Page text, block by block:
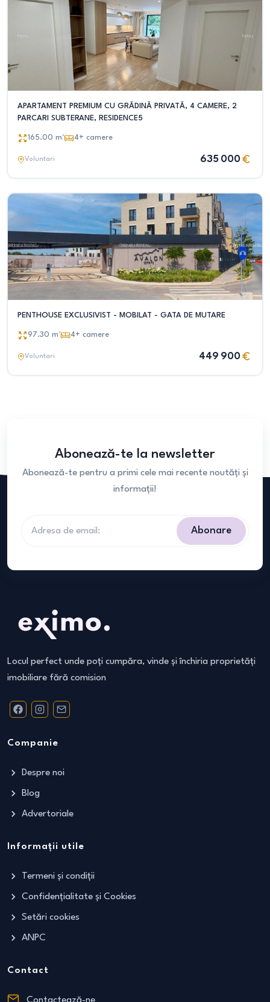
APARTAMENT PREMIUM CU GRĂDINĂ PRIVATĂ, 4 CAMERE, 2
PARCARI SUBTERANE, RESIDENCE5
165.00 m² 4+ camere
Voluntari 635 000
PENTHOUSE EXCLUSIVIST - MOBILAT - GATA DE MUTARE
97.30 m² 4+ camere
Voluntari 449 900
Abonează-te la newsletter
Abonează-te pentru a primi cele mai recente noutăți și
informații!
Abonare
Locul perfect unde poți cumpăra, vinde și închiria proprietăți
imobiliare fără comision
Companie
Despre noi
Blog
Advertoriale
Informații utile
Termeni și condiții
Confidențialitate și Cookies
Setări cookies
ANPC
Contact